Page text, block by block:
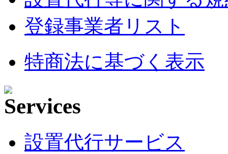
登録事業者リスト
特商法に基づく表示
設置代行サービス